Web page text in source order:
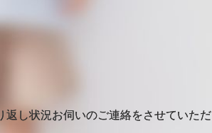
し状況お伺いのご連絡をさせていただ